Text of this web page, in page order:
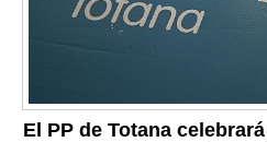
El PP de Totana